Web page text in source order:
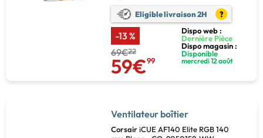
Eligible livraison 2H ?
-13 %
69€22
59€99
Dispo web :
Dernière Pièce
Dispo magasin :
Disponible
mercredi 12 août
Ventilateur boîtier
CorsairiCUE AF140 Elite RGB 140